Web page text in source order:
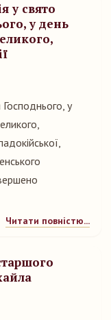
у свято
у день
Господнього, у
Читати повністю...